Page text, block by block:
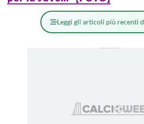
Leggi gli articoli più recenti